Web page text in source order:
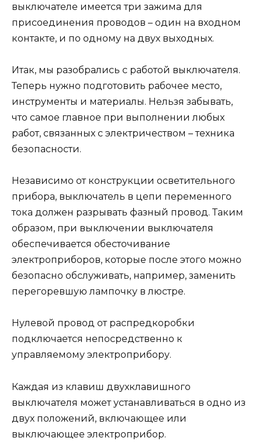
выключателе имеется три зажима для
присоединения проводов – один на входном
контакте, и по одному на двух выходных.
Итак, мы разобрались с работой выключателя.
Теперь нужно подготовить рабочее место,
инструменты и материалы. Нельзя забывать,
что самое главное при выполнении любых
работ, связанных с электричеством – техника
безопасности.
Независимо от конструкции осветительного
прибора, выключатель в цепи переменного
тока должен разрывать фазный провод. Таким
образом, при выключении выключателя
обеспечивается обесточивание
электроприборов, которые после этого можно
безопасно обслуживать, например, заменить
перегоревшую лампочку в люстре.
Нулевой провод от распредкоробки
подключается непосредственно к
управляемому электроприбору.
Каждая из клавиш двухклавишного
выключателя может устанавливаться в одно из
двух положений, включающее или
выключающее электроприбор.